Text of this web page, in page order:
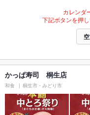
カレンダ
下記ボタンを押
かっぱ寿司 桐生店
和食 桐生市・みどり市